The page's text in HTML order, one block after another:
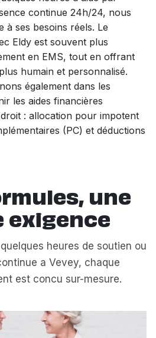
continue 24h/24, nous
à ses besoins réels. Le
Eldy est souvent plus
en EMS, tout en offrant
humain et personnalisé.
également dans les
les aides financières
: allocation pour impotent
(PC) et déductions
une
exigence
heures de soutien ou
a Vevey, chaque
est concu sur-mesure.